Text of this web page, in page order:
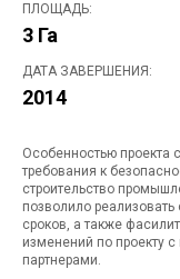
ПЛОЩАДЬ:
3 Га
ДАТА ЗАВЕРШЕНИЯ:
2014
Особенностью проекта
требования к
строительство
позволило
сроков, а также
изменений по проекту
партнерами.